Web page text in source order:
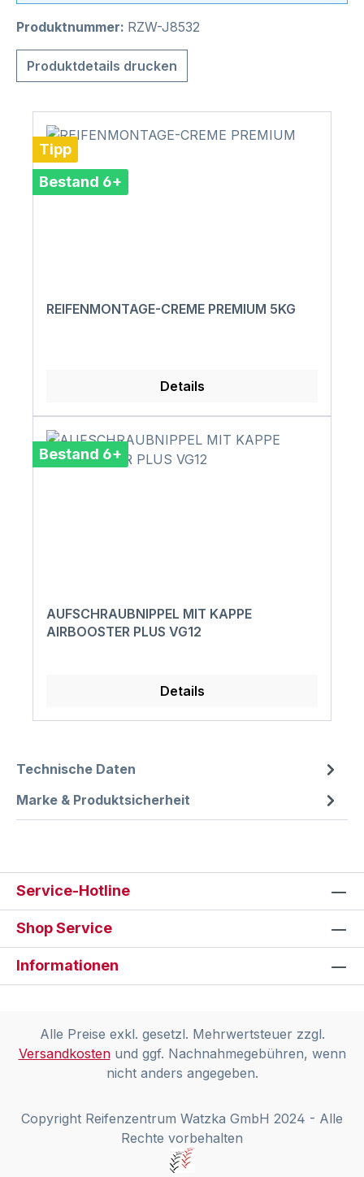
Produktnummer: RZW-J8532
Produktdetails drucken
Tipp
Bestand 6+
REIFENMONTAGE-CREME PREMIUM 5KG
Details
Bestand 6+
AUFSCHRAUBNIPPEL MIT KAPPE
AIRBOOSTER PLUS VG12
Details
Technische Daten
Marke & Produktsicherheit
Service-Hotline
Shop Service
Informationen
Alle Preise exkl. gesetzl. Mehrwertsteuer zzgl.
Versandkostenund ggf. Nachnahmegebühren, wenn
nicht anders angegeben.
Copyright Reifenzentrum Watzka GmbH 2024 - Alle
Rechte vorbehalten